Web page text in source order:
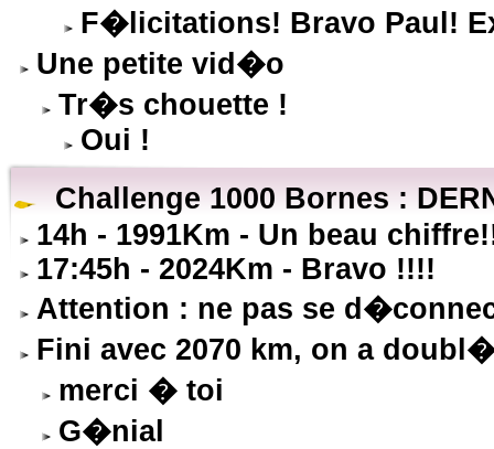
F�licitations! Bravo Paul!
Une petite vid�o
Tr�s chouette !
Oui !
Challenge 1000 Bornes :
14h - 1991Km - Un beau
17:45h - 2024Km - Bravo !!!!
Attention : ne pas se
Fini avec 2070 km, on a
merci � toi
G�nial